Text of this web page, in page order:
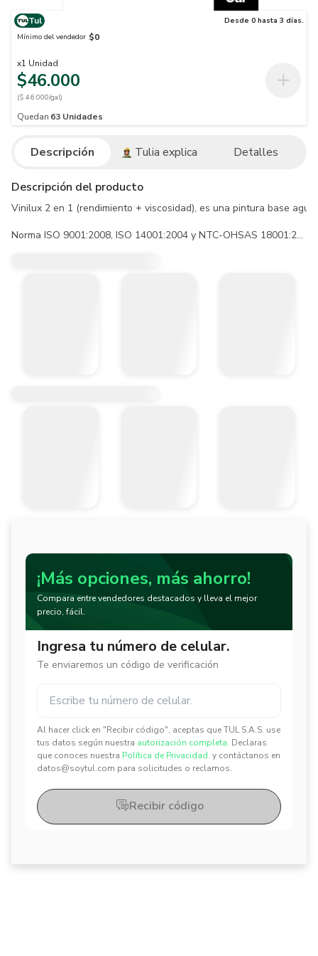
Tul
Desde 0 hasta 3 días.
Mínimo del vendedor $0
x1 Unidad
$46.000
($ 46.000/gal)
Quedan 63 Unidades
Descripción Tulia explica Detalles
Descripción del producto
Vinilux 2 en 1 (rendimiento + viscosidad), es una pintura base
Norma ISO 9001:2008, ISO 14001:2004 y NTC-OHSAS
¡Más opciones, más ahorro!
Compara entre vendedores destacados y lleva el mejor
precio, fácil.
Ingresa tu número de celular.
Te enviaremos un código de verificación
Al hacer click en "Recibir código", aceptas que TUL S.A.S. use
tus datos según nuestra autorización completa. Declaras
que conoces nuestra Política de Privacidad. y contáctanos en
datos@soytul.com para solicitudes o reclamos.
✕
✕
Recibir código